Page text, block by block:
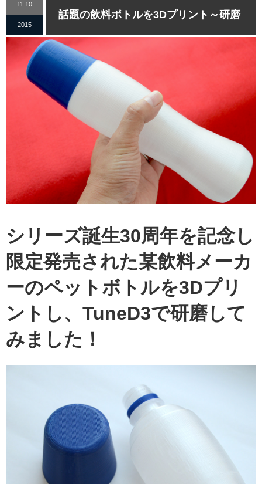
11.10
2015
話題の飲料ボトルを3Dプリント～研磨
シリーズ誕生30周年を記念し
限定発売された某飲料メーカ
ーのペットボトルを3Dプリ
ントし、TuneD3で研磨して
みました！